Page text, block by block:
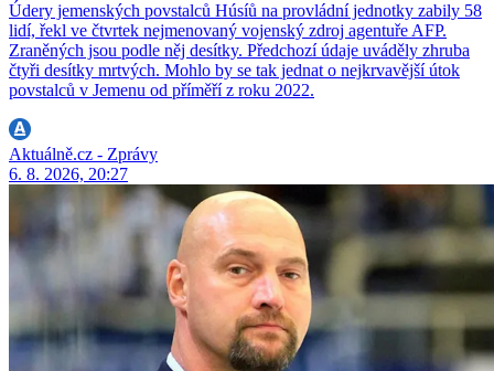
Údery jemenských povstalců Húsíů na provládní jednotky zabily 58
lidí, řekl ve čtvrtek nejmenovaný vojenský zdroj agentuře AFP.
Zraněných jsou podle něj desítky. Předchozí údaje uváděly zhruba
čtyři desítky mrtvých. Mohlo by se tak jednat o nejkrvavější útok
povstalců v Jemenu od příměří z roku 2022.
Aktuálně.cz - Zprávy
6. 8. 2026, 20:27